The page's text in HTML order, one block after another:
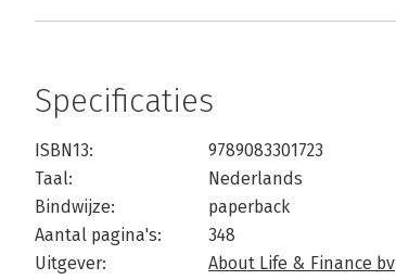
Specificaties
ISBN13:
9789083301723
Taal:
Nederlands
Bindwijze:
paperback
Aantal pagina's:
348
Uitgever:
About Life & Finance bv